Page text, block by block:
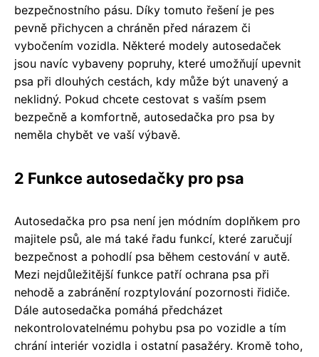
bezpečnostního pásu. Díky tomuto řešení je pes
pevně přichycen a chráněn před nárazem či
vybočením vozidla. Některé modely autosedaček
jsou navíc vybaveny popruhy, které umožňují upevnit
psa při dlouhých cestách, kdy může být unavený a
neklidný. Pokud chcete cestovat s vaším psem
bezpečně a komfortně, autosedačka pro psa by
neměla chybět ve vaší výbavě.
2 Funkce autosedačky pro psa
Autosedačka pro psa není jen módním doplňkem pro
majitele psů, ale má také řadu funkcí, které zaručují
bezpečnost a pohodlí psa během cestování v autě.
Mezi nejdůležitější funkce patří ochrana psa při
nehodě a zabránění rozptylování pozornosti řidiče.
Dále autosedačka pomáhá předcházet
nekontrolovatelnému pohybu psa po vozidle a tím
chrání interiér vozidla i ostatní pasažéry. Kromě toho,